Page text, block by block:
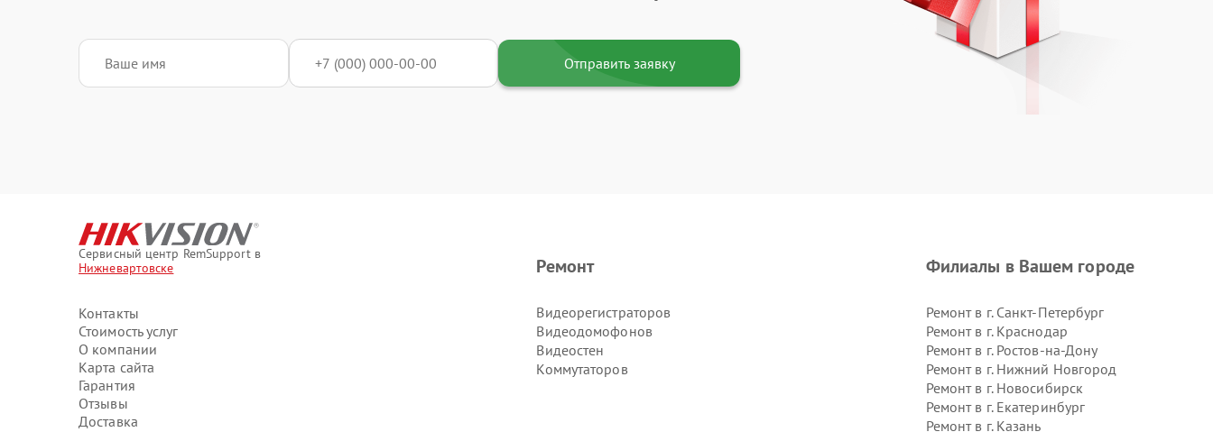
Отправить заявку
Сервисный центр RemSupport в
Нижневартовске
Контакты
Стоимость услуг
О компании
Карта сайта
Гарантия
Отзывы
Доставка
Ремонт
Видеорегистраторов
Видеодомофонов
Видеостен
Коммутаторов
Филиалы в Вашем городе
Ремонт в г. Санкт-Петербург
Ремонт в г. Краснодар
Ремонт в г. Ростов-на-Дону
Ремонт в г. Нижний Новгород
Ремонт в г. Новосибирск
Ремонт в г. Екатеринбург
Ремонт в г. Казань